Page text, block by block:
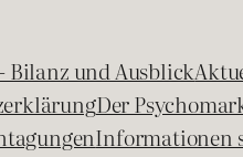
Bilanz und Ausblick
Der
Informationen